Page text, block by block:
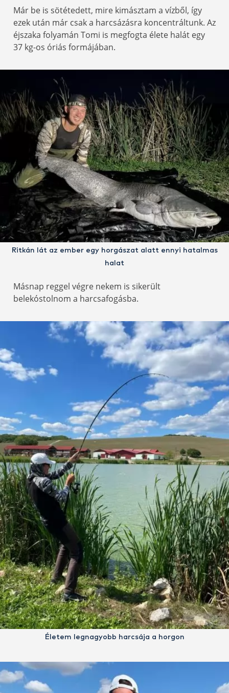
Már be is sötétedett, mire kimásztam a vízből, így
ezek után már csak a harcsázásra koncentráltunk. Az
éjszaka folyamán Tomi is megfogta élete halát egy
37 kg-os óriás formájában.
Ritkán lát az ember egy horgászat alatt ennyi hatalmas
halat
Másnap reggel végre nekem is sikerült
belekóstolnom a harcsafogásba.
Életem legnagyobb harcsája a horgon